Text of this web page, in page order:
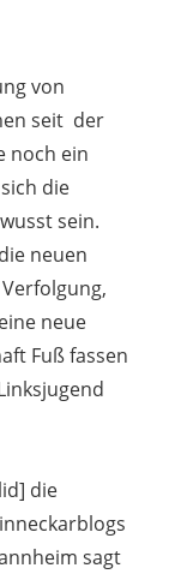
von
seit der
noch ein
die
sein.
neuen
neue
Fuß fassen
die
sagt